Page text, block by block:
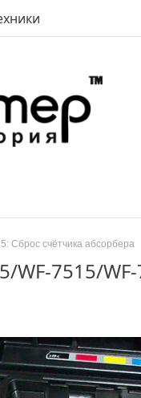
Сброс счётчика абсорбера
7515/